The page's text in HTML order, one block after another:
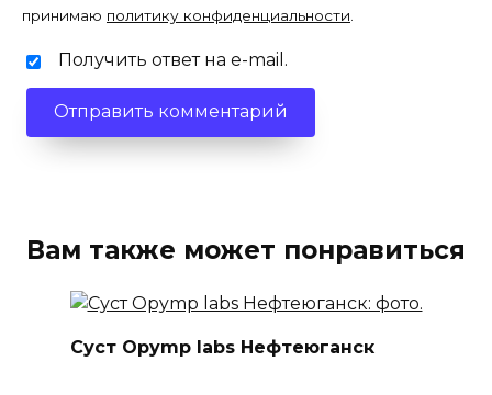
принимаю политику конфиденциальности
Получить ответ на e-mail.
Вам также может понравиться
Суст Opymp labs Нефтеюганск